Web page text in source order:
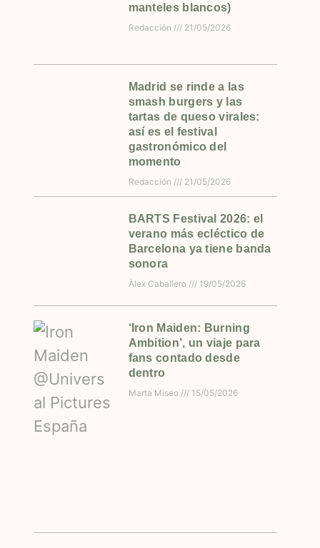
manteles blancos)
Redacción 21/05/2026
Madrid se rinde a las
smash burgers y las
tartas de queso virales:
así es el festival
gastronómico del
momento
Redacción 21/05/2026
BARTS Festival 2026: el
verano más ecléctico de
Barcelona ya tiene banda
sonora
Àlex Caballero 19/05/2026
‘Iron Maiden: Burning
Ambition’, un viaje para
fans contado desde
dentro
Marta Miseo 15/05/2026